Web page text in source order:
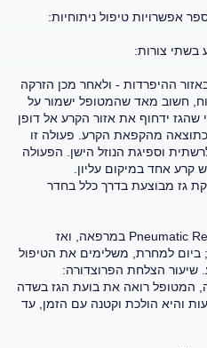
אפשרויות טיפול ניתוחיות:
בשתי צורות:
ההיפרדות - ולאחר מכן הזרקה
חשוב מאד שהמטופל ישמור על
ידחוף את אזור הקרע אל דופן
כתוצאה מהקפאת הקרע. פעולה זו
וספיגת הנוזל הישן. הפעולה
אחד במיקום עליון.
גז מבוצעת בדרך כלל בחדר
2. ניתן לבצע את הליך ה-Pneumatic Retinopexy במרפאה, ואז
ביום למחרת, משלימים את הטיפול
שיעור הצלחת הפרוצדורה:
המטופל רואה את בועת הגז בשדה
והיא הולכת וקטנה עם הזמן, עד